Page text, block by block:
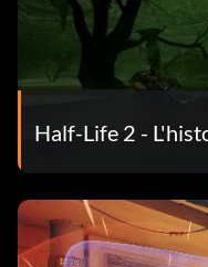
Half-Life 2 -